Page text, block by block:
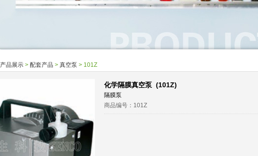
产品展示 > 配套产品 > 真空泵 > 101Z
化学隔膜真空泵 (101Z)
隔膜泵
商品编号：101Z